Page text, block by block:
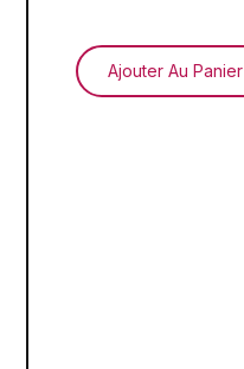
Ajouter Au Panier